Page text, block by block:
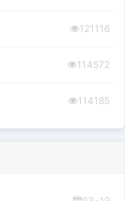
121116
114572
114185